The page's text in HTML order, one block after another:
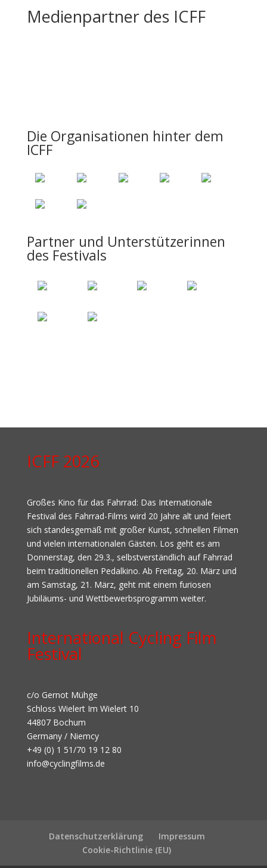
Medienpartner des ICFF
Die Organisationen hinter dem
ICFF
Partner und Unterstützerinnen
des Festivals
ICFF 2026
Großes Kino für das Fahrrad: Das Internationale
Festival des Fahrrad-Films wird 20 Jahre alt und feiert
sich standesgemäß mit großer Kunst, schnellen Filmen
und vielen internationalen Gästen. Los geht es am
Donnerstag, den 29.3., selbstverständlich auf Fahrrad
beim traditionellen Pedalkino. Ab Freitag, 20. März und
am Samstag, 21. März, geht mit einem furiosen
Jubiläums- und Wettbewerbsprogramm weiter.
International Cycling Film
Festival
c/o Gernot Mühge
Schloss Wielert Im Wielert 10
44807 Bochum
Germany / Niemcy
+49 (0) 1 51/70 19 12 80
info@cyclingfilms.de
Datenschutzerklärung
Impressum
Cookie-Richtlinie (EU)